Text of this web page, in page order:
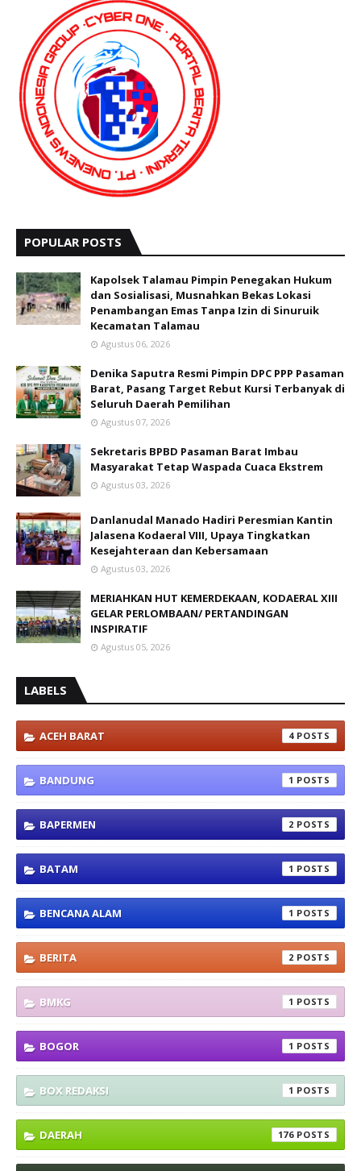
POPULAR POSTS
Kapolsek Talamau Pimpin Penegakan Hukum
dan Sosialisasi, Musnahkan Bekas Lokasi
Penambangan Emas Tanpa Izin di Sinuruik
Kecamatan Talamau
Agustus 06, 2026
Denika Saputra Resmi Pimpin DPC PPP Pasaman
Barat, Pasang Target Rebut Kursi Terbanyak di
Seluruh Daerah Pemilihan
Agustus 07, 2026
Sekretaris BPBD Pasaman Barat Imbau
Masyarakat Tetap Waspada Cuaca Ekstrem
Agustus 03, 2026
Danlanudal Manado Hadiri Peresmian Kantin
Jalasena Kodaeral VIII, Upaya Tingkatkan
Kesejahteraan dan Kebersamaan
Agustus 03, 2026
MERIAHKAN HUT KEMERDEKAAN, KODAERAL XIII
GELAR PERLOMBAAN/ PERTANDINGAN
INSPIRATIF
Agustus 05, 2026
LABELS
ACEH BARAT 4
BANDUNG 1
BAPERMEN 2
BATAM 1
BENCANA ALAM 1
BERITA 2
BMKG 1
BOGOR 1
BOX REDAKSI 1
DAERAH 176